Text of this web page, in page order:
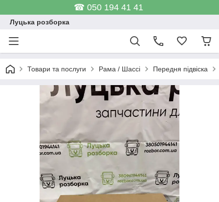
☎ 050 194 41 41
Луцька розборка
Товари та послуги Рама / Шассі Передня підвіска